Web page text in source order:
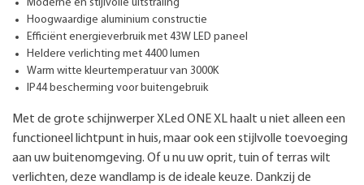
Moderne en stijlvolle uitstraling
Hoogwaardige aluminium constructie
Efficiënt energieverbruik met 43W LED paneel
Heldere verlichting met 4400 lumen
Warm witte kleurtemperatuur van 3000K
IP44 bescherming voor buitengebruik
Met de grote schijnwerper XLed ONE XL haalt u niet alleen een
functioneel lichtpunt in huis, maar ook een stijlvolle toevoeging
aan uw buitenomgeving. Of u nu uw oprit, tuin of terras wilt
verlichten, deze wandlamp is de ideale keuze. Dankzij de